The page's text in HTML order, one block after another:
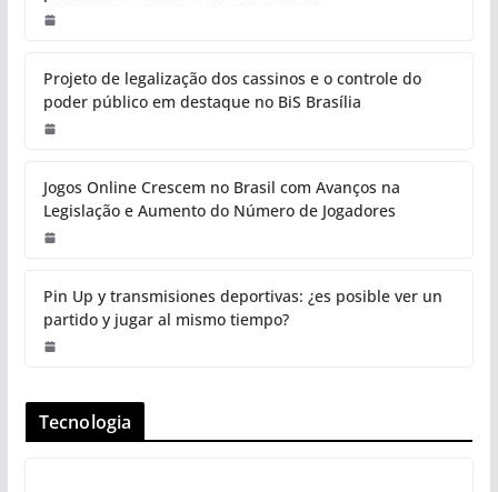
Projeto de legalização dos cassinos e o controle do
poder público em destaque no BiS Brasília
Jogos Online Crescem no Brasil com Avanços na
Legislação e Aumento do Número de Jogadores
Pin Up y transmisiones deportivas: ¿es posible ver un
partido y jugar al mismo tiempo?
Tecnologia